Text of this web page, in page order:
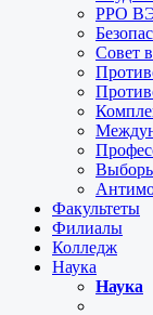
РРО
Совет
Факультеты
Филиалы
Колледж
Наука
Наука